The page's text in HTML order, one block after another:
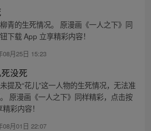
青的生死情况。 原漫画《一人之下》同
下载 App 立享精彩内容！
08月25日 15:23
没死
提及“花儿”这一人物的生死情况，无法准
原漫画《一人之下》同样精彩，点击按
彩内容！
08月01日 22:07